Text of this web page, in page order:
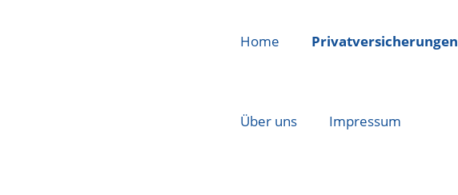
Home Privatversicherungen
Über uns Impressum